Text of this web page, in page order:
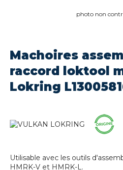
photo non
Machoires
raccord loktool
Lokring
Utilisable avec les outils
HMRK-V et HMRK-L.